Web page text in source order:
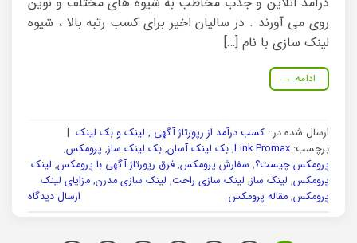
روی می آورند . در سالیان اخیر برای کسب رتبه بالا ، شیوه
لینک سازی با نام […]
ادامه →
ارسال شده در : کسب درآمد از رپورتاژ آگهی , لینک و بک لینک |
برچسب: Link Promax
, بک لینک آسان, بک لینک ساز, پرومکس,
پرومکس چیست؟, سفارش پرومکس, فرق رپورتاژ آگهی با پرومکس, لینک
پرومکس, لینک ساز, لینک سازی راحت, لینک سازی مدرن, مزایای لینک
پرومکس, مقاله پرومکس ارسال دیدگاه